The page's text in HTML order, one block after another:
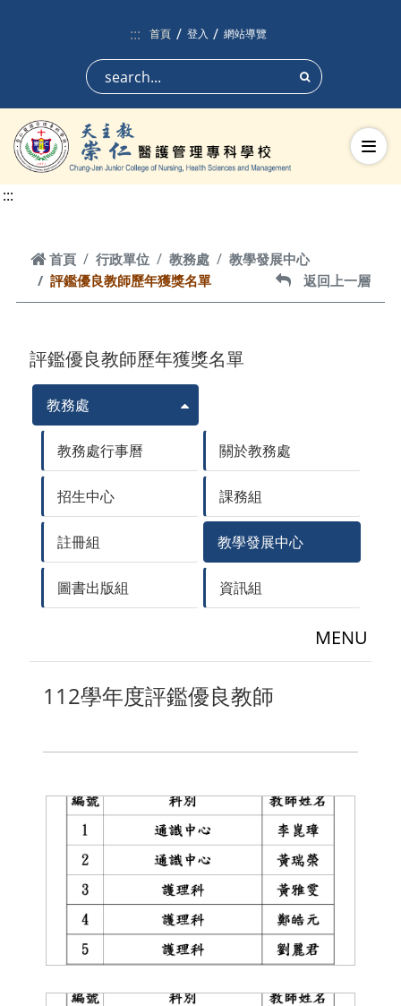
:::
首頁 登入 網站導覽
搜尋
切換
:::
首頁
首頁 行政單位 教務處
教學發展中心
評鑑優良教師歷年獲獎名單
返回上一層
返回上一層
評鑑優良教師歷年獲獎名單
教務處
教務處行事曆 關於教務處
招生中心 課務組
註冊組 教學發展中心
圖書出版組 資訊組
MENU
112學年度評鑑優良教師